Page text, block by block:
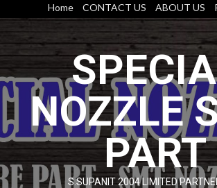
content
Home CONTACT US ABOUT US
NOZZLE
PART
S.SUPANIT 2004 LIMITED